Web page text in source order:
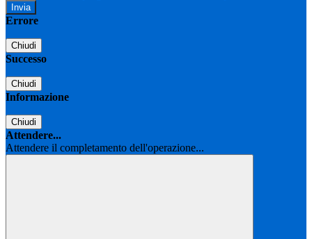
Errore
Chiudi
Successo
Chiudi
Informazione
Chiudi
Attendere...
Attendere il completamento dell'operazione...